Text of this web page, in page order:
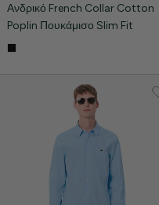
Ανδρικό French Collar Cotton
Poplin Πουκάμισο Slim Fit